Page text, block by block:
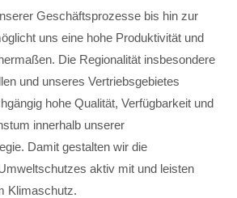
Geschäftsprozesse bis hin zur
uns eine hohe Produktivität und
Die Regionalität insbesondere
und unseres Vertriebsgebietes
hohe Qualität, Verfügbarkeit und
innerhalb unserer
Damit gestalten wir die
aktiv mit und leisten
Klimaschutz.